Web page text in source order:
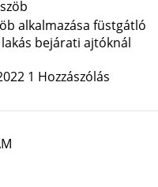
alkalmazása füstgátló
bejárati ajtóknál
1 Hozzászólás